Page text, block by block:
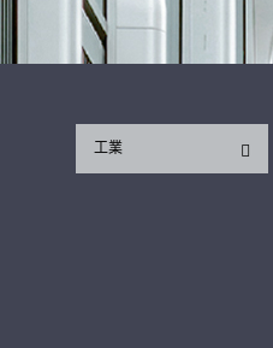
工業